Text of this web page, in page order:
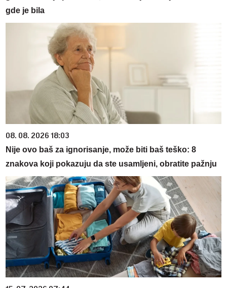
gde je bila
08. 08. 2026 18:03
Nije ovo baš za ignorisanje, može biti baš teško: 8
znakova koji pokazuju da ste usamljeni, obratite pažnju